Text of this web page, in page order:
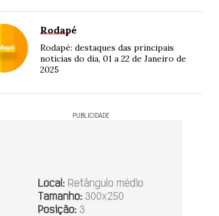
Rodapé
Rodapé: destaques das principais
noticias do dia, 01 a 22 de Janeiro de
2025
PUBLICIDADE